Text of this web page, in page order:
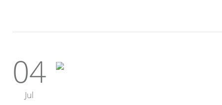
04
Jul